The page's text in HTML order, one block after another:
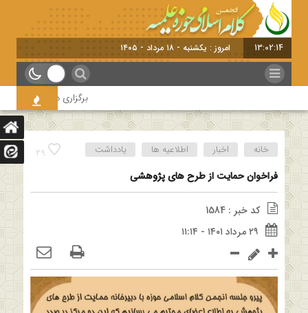
13:02:15 امروز : یکشنبه - ۱۸ مرداد - ۱۴۰۵
برگزاری دوره بلندمدت
29 خانه اخبار اطلاعیه ها یادداشت
فراخوان حمایت از طرح های پژوهشی
کد خبر : 1584
۲۹ مرداد ۱۴۰۱ - ۱۱:۱۴